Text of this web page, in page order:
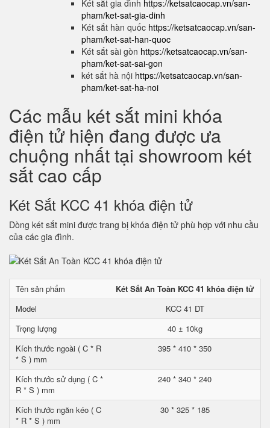
Két sắt gia đình https://ketsatcaocap.vn/san-
pham/ket-sat-gia-dinh
Két sắt hàn quốc https://ketsatcaocap.vn/san-
pham/ket-sat-han-quoc
Két sắt sài gòn https://ketsatcaocap.vn/san-
pham/ket-sat-sai-gon
két sắt hà nội https://ketsatcaocap.vn/san-
pham/ket-sat-ha-noi
Các mẫu két sắt mini khóa
điện tử hiện đang được ưa
chuộng nhất tại showroom két
sắt cao cấp
Két Sắt KCC 41 khóa điện tử
Dòng két sắt mini được trang bị khóa điện tử phù hợp với nhu cầu
của các gia đình.
Tên sản phẩm
Két Sắt An Toàn KCC 41 khóa điện tử
Model
KCC 41 DT
Trọng lượng
40 ± 10kg
Kích thước ngoài ( C * R
* S ) mm
395 * 410 * 350
Kích thước sử dụng ( C *
R * S ) mm
240 * 340 * 240
Kích thước ngăn kéo ( C
* R * S ) mm
30 * 325 * 185